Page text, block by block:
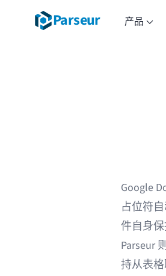
Parseur 产品
Google
占位符
件自身
Parseur
持从表格